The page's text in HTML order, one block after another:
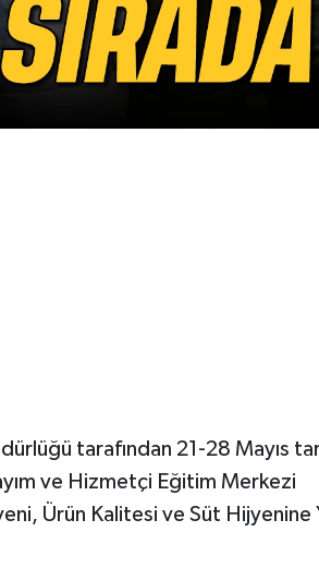
tarafından 21-28 Mayıs
ve Hizmetçi Eğitim Merkezi
Ürün Kalitesi ve Süt Hijyenine